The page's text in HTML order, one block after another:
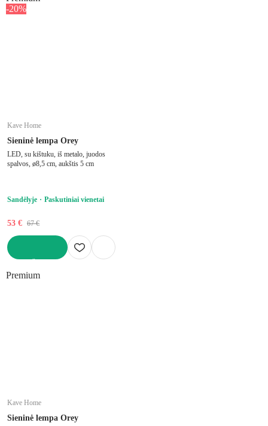
-20%
Kave Home
Sieninė lempa Orey
LED, su kištuku, iš metalo, juodos
spalvos, ø8,5 cm, aukštis 5 cm
Sandėlyje Paskutiniai vienetai
53 € 67 €
Premium
Kave Home
Sieninė lempa Orey